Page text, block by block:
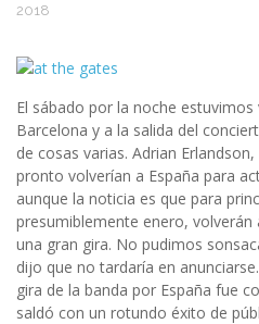
2018
El sábado por la noche
Barcelona y a la salida del
de cosas varias. Adrian
pronto volverían a España para
aunque la noticia es que para
presumiblemente enero,
una gran gira. No pudimos
dijo que no tardaría en
gira de la banda por España fue
saldó con un rotundo éxito de